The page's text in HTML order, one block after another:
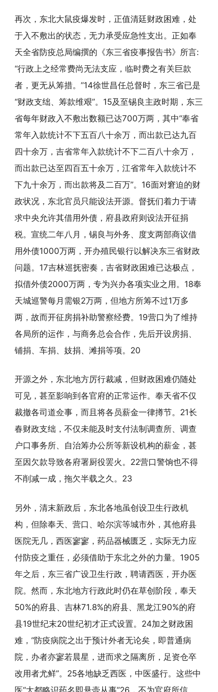
再次，东北大鼠疫爆发时，正值清廷财政困难，处
于入不敷出的状态，无力承受应急性支出。正如奉
天全省防疫总局编撰的《东三省疫事报告书》所言:
“行政上之经常费尚无法支应，临时费之有关巨款
者，更无从筹措。”14徐世昌任总督时，东三省已是
“财政支绌、筹款维艰”。15及至锡良主政时期，东三
省每年财政入不敷出数额已达700万两，其中“奉省
常年入款统计不下五百八十余万，而出款已达九百
四十余万，吉省常年入款统计不下二百八十余万，
而出款已达至四百五十余万，江省常年入款统计不
下九十余万，而出款将及二百万”。16面对窘迫的财
政状况，东北官员只能设法开源。督抚们着力于请
求中央允许其借用外债，府县政府则设法开征捐
税。宣统二年八月，锡良与外务、度支两部商议借
用外债1000万两，开办殖民银行以解决东三省财政
问题。17吉林巡抚密奏，吉省财政困难已达极点，
拟借外债2000万两，专为兴办各项实业之用。18奉
天城巡警每月需银2万两，但地方所筹不过1万多
两，故而开征房捐补助警察经费。19营口为了维持
各局所的运作，与商务总会合作，先后开设房捐、
铺捐、车捐、妓捐、滩捐等项。20
开源之外，东北地方厉行裁减，但财政困难仍随处
可见，甚至影响到各官府的正常运作。奉天省不仅
裁撤各司道佥事，而且将各员薪金一律撙节。21长
春财政支绌，不仅未能及时支付法制调查所、调查
户口事务所、自治筹办公所等新设机构的薪金，甚
至因欠款导致各府署厨役罢火。22营口警饷也不得
不削减一成，拖欠半载之久。23
另外，清末新政后，东北各地虽创设卫生行政机
构，但除奉天、营口、哈尔滨等城市外，其他府县
医院无几，西医寥寥，药品器械匮乏，实际无力应
付防疫之重任，必须借助于东北之外的力量。1905
年之后，东三省广设卫生行政，聘请西医，开办医
院。然而，东北地方行政此时仍在草创阶段，奉天
50%的府县、吉林71.8%的府县、黑龙江90%的府
县19世纪末20世纪初才正式设置。24加之财政困
难，“防疫病院之出于预计外者无论矣，即普通病
院，办者亦寥若晨星，进而求之隔离所，足资仓卒
改用者尤鲜”。25各地缺乏西医，中医盛行。这些中
医“大都略识药名即悬壶从事”26，不为官府所信